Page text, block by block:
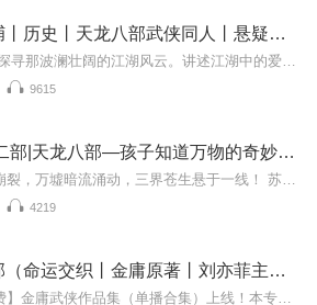
北宋神捕丨历史丨天龙八部武侠同人丨悬疑推理
9615
|青冥十二部|天龙八部—孩子知道万物的奇妙联系吗？
4219
天龙八部（命运交织丨金庸原著丨刘亦菲主演电视剧）